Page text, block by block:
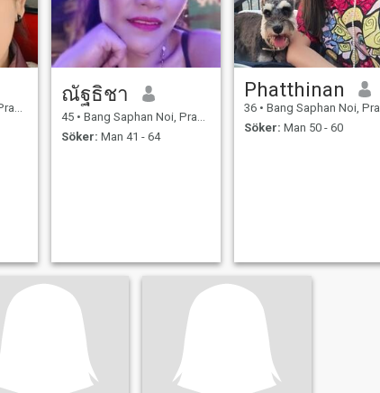
ณัฐธิชา
45 • Bang Saphan Noi, Prachuap Khiri Khan, Thailand
Söker: Man 41 - 64
Phatthinan
36 • Bang Saphan Noi, Prachuap Khiri Khan, Thailand
Söker: Man 50 - 60